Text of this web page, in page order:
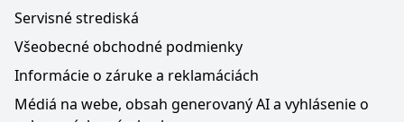
Servisné strediská
Všeobecné obchodné podmienky
Informácie o záruke a reklamáciách
Médiá na webe, obsah generovaný AI a vyhlásenie o